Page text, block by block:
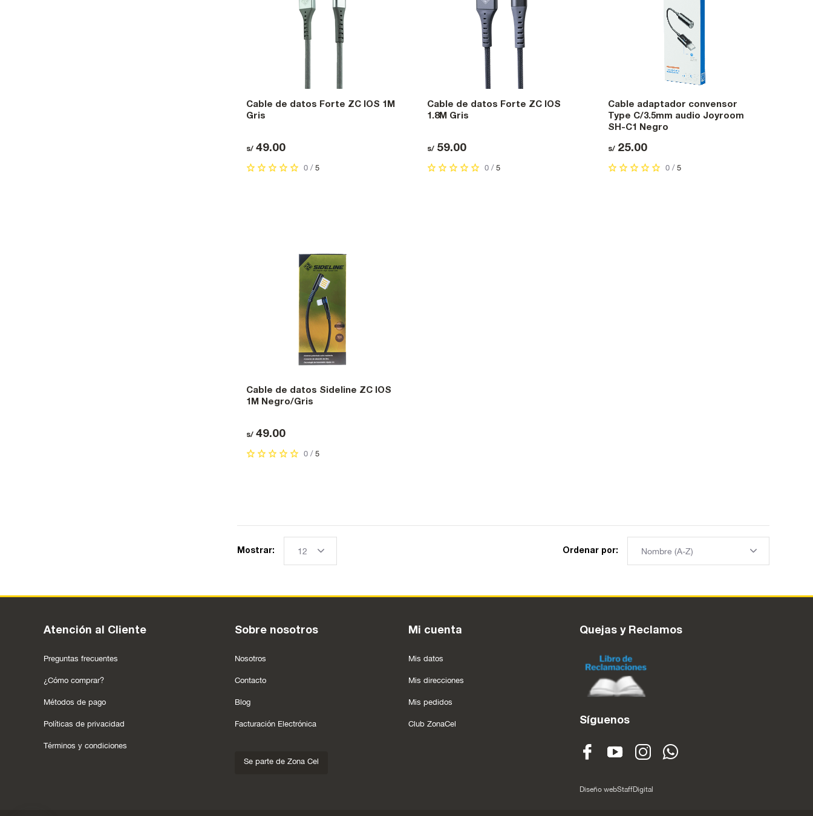
Cable de datos Forte ZC IOS 1M
Gris
s/ 49.00
0 / 5
Cable de datos Forte ZC IOS
1.8M Gris
s/ 59.00
0 /5
Cable adaptador convensor
Type C/3.5mm audio Joyroom
SH-C1 Negro
s/ 25.00
0 /5
Cable de datos Sideline ZC IOS
1M Negro/Gris
s/ 49.00
0 / 5
Mostrar: Ordenar por:
Atención al Cliente
Preguntas frecuentes
¿Cómo comprar?
Métodos de pago
Políticas de privacidad
Términos y condiciones
Sobre nosotros
Nosotros
Contacto
Blog
Facturación Electrónica
Se parte de Zona Cel
Mi cuenta
Mis datos
Mis direcciones
Mis pedidos
Club ZonaCel
Quejas y Reclamos
Síguenos
Diseño webStaffDigital